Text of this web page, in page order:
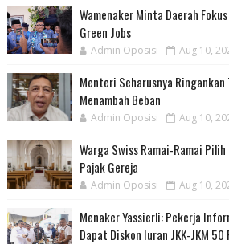
Wamenaker Minta Daerah
Green Jobs
Admin Oposisi Aug 10,
Menteri Seharusnya Ringankan
Menambah Beban
Admin Oposisi Aug 10,
Warga Swiss Ramai-Ramai
Pajak Gereja
Admin Oposisi Aug 10,
Menaker Yassierli: Pekerja
Dapat Diskon Iuran JKK-JKM 50